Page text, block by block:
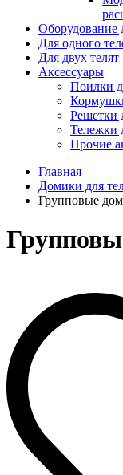
Оборудование
Для одного
Для двух телят
Аксессуары
Поилки
Решетки
Тележки
Прочие
Главная
Домики для
Групповые